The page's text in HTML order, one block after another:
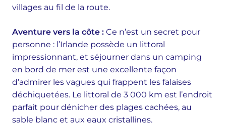
villages au fil de la route.
Aventure vers la côte : Ce n’est un secret pour
personne : l’Irlande possède un littoral
impressionnant, et séjourner dans un camping
en bord de mer est une excellente façon
d’admirer les vagues qui frappent les falaises
déchiquetées. Le littoral de 3 000 km est l’endroit
parfait pour dénicher des plages cachées, au
sable blanc et aux eaux cristallines.